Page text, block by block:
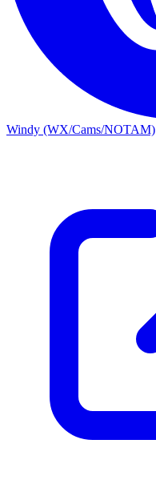
Windy (WX/Cams/NOTAM)